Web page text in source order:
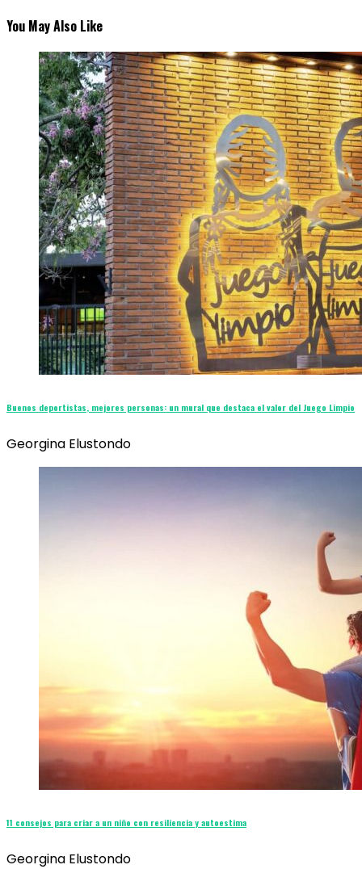
You May Also Like
Buenos deportistas, mejores personas: un mural que destaca el valor del Juego Limpio
Georgina Elustondo
11 consejos para criar a un niño con resiliencia y autoestima
Georgina Elustondo